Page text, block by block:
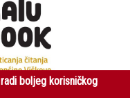
boljeg korisničkog